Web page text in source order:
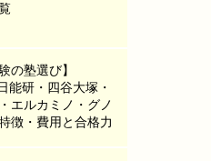
の塾選び】
能研・四谷大塚・
エルカミノ・グノ
徴・費用と合格力